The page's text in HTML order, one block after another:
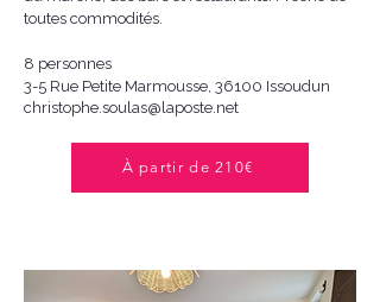
toutes commodités.
8 personnes
3-5 Rue Petite Marmousse, 36100 Issoudun
christophe.soulas@laposte.net
À partir de 210€